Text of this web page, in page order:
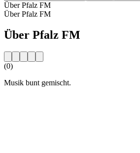
Über Pfalz FM
Über Pfalz FM
Über Pfalz FM
(0)
Musik bunt gemischt.